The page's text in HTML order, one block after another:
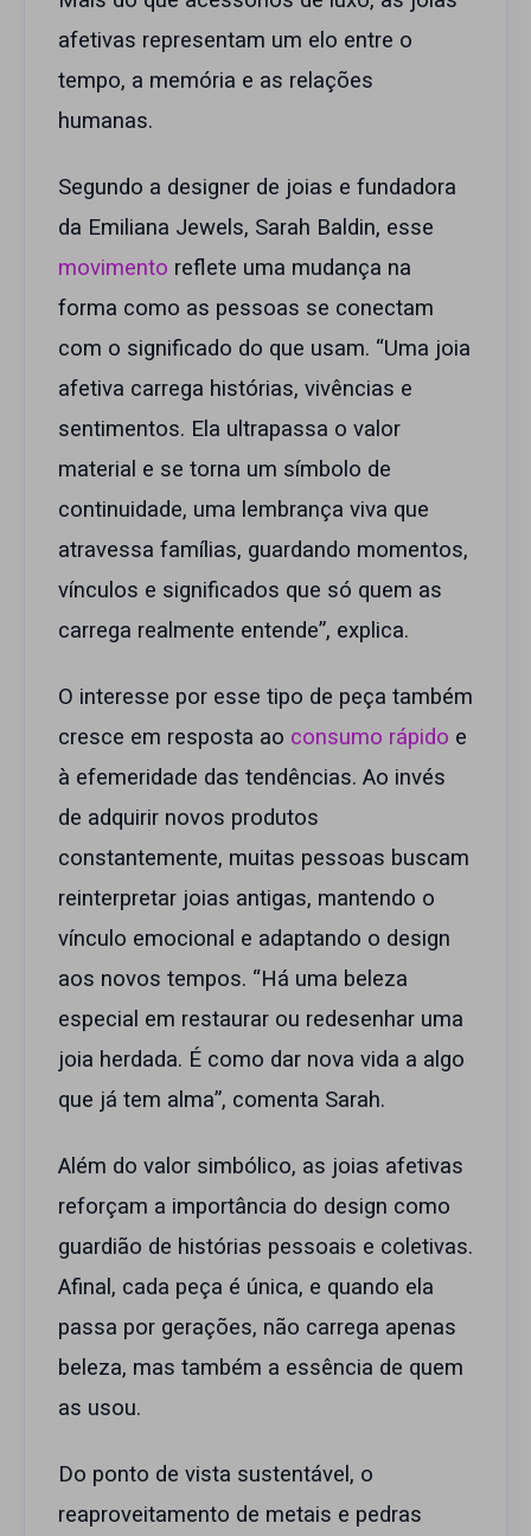
afetivas representam um elo entre o
tempo, a memória e as relações
humanas.
Segundo a designer de joias e fundadora
da Emiliana Jewels, Sarah Baldin, esse
movimento reflete uma mudança na
forma como as pessoas se conectam
com o significado do que usam. “Uma joia
afetiva carrega histórias, vivências e
sentimentos. Ela ultrapassa o valor
material e se torna um símbolo de
continuidade, uma lembrança viva que
atravessa famílias, guardando momentos,
vínculos e significados que só quem as
carrega realmente entende”, explica.
O interesse por esse tipo de peça também
cresce em resposta ao consumo rápido e
à efemeridade das tendências. Ao invés
de adquirir novos produtos
constantemente, muitas pessoas buscam
reinterpretar joias antigas, mantendo o
vínculo emocional e adaptando o design
aos novos tempos. “Há uma beleza
especial em restaurar ou redesenhar uma
joia herdada. É como dar nova vida a algo
que já tem alma”, comenta Sarah.
Além do valor simbólico, as joias afetivas
reforçam a importância do design como
guardião de histórias pessoais e coletivas.
Afinal, cada peça é única, e quando ela
passa por gerações, não carrega apenas
beleza, mas também a essência de quem
as usou.
Do ponto de vista sustentável, o
reaproveitamento de metais e pedras